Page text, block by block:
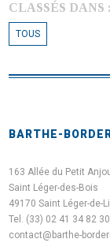
CLASSÉS DANS :
TOUS
BARTHE-
163 Allée du Petit
Saint Léger-des-Bois
49170 Saint Léger-de-
Tel. (33) 02 41 34 82 30
contact@barthe-